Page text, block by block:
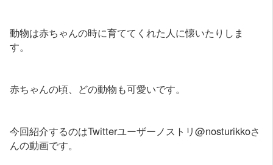
動物は赤ちゃんの時に育ててくれた人に懐いたりしま
す。
赤ちゃんの頃、どの動物も可愛いです。
今回紹介するのはTwitterユーザーノストリ@nosturikkoさ
んの動画です。